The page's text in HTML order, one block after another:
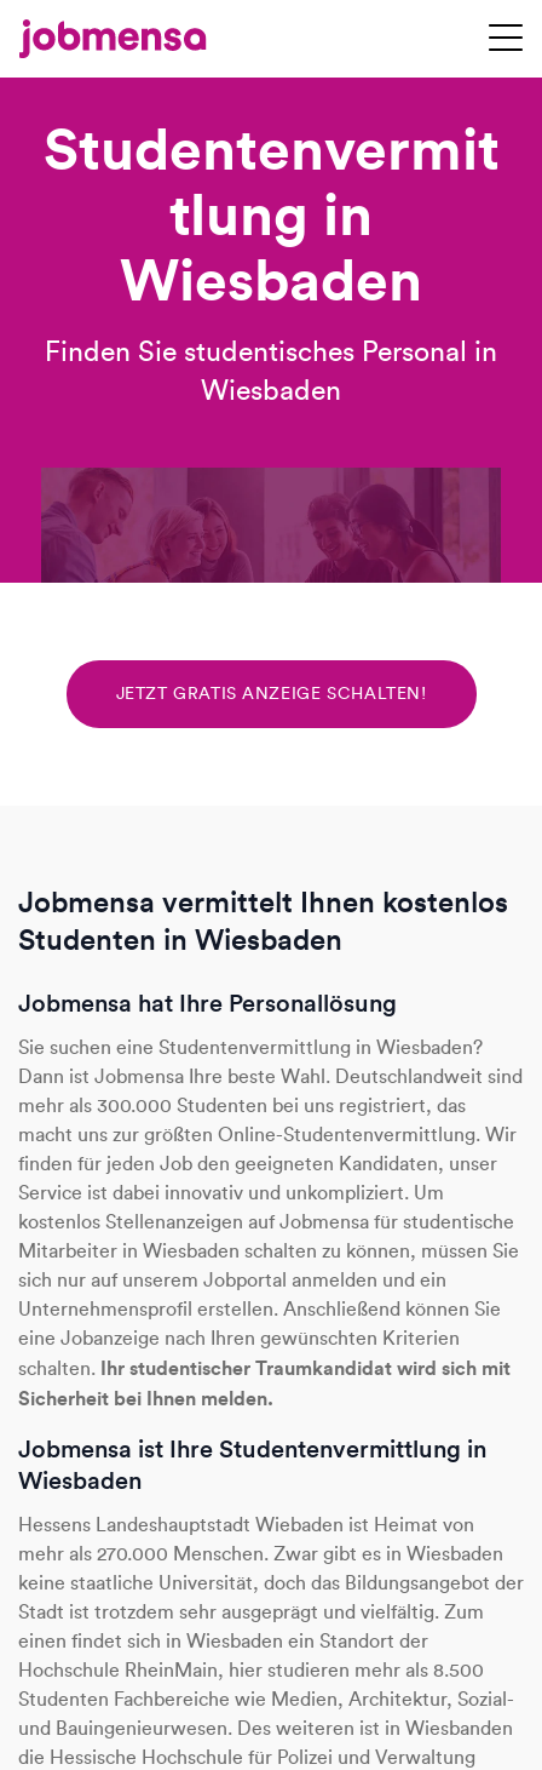
Studentenvermit
tlung in
Wiesbaden
Finden Sie studentisches Personal in
Wiesbaden
JETZT GRATIS ANZEIGE SCHALTEN!
Jobmensa vermittelt Ihnen kostenlos
Studenten in Wiesbaden
Jobmensa hat Ihre Personallösung
Sie suchen eine Studentenvermittlung in Wiesbaden?
Dann ist Jobmensa Ihre beste Wahl. Deutschlandweit sind
mehr als 300.000 Studenten bei uns registriert, das
macht uns zur größten Online-Studentenvermittlung. Wir
finden für jeden Job den geeigneten Kandidaten, unser
Service ist dabei innovativ und unkompliziert. Um
kostenlos Stellenanzeigen auf Jobmensa für studentische
Mitarbeiter in Wiesbaden schalten zu können, müssen Sie
sich nur auf unserem Jobportal anmelden und ein
Unternehmensprofil erstellen. Anschließend können Sie
eine Jobanzeige nach Ihren gewünschten Kriterien
schalten. Ihr studentischer Traumkandidat wird sich mit
Sicherheit bei Ihnen melden.
Jobmensa ist Ihre Studentenvermittlung in
Wiesbaden
Hessens Landeshauptstadt Wiebaden ist Heimat von
mehr als 270.000 Menschen. Zwar gibt es in Wiesbaden
keine staatliche Universität, doch das Bildungsangebot der
Stadt ist trotzdem sehr ausgeprägt und vielfältig. Zum
einen findet sich in Wiesbaden ein Standort der
Hochschule RheinMain, hier studieren mehr als 8.500
Studenten Fachbereiche wie Medien, Architektur, Sozial-
und Bauingenieurwesen. Des weiteren ist in Wiesbanden
die Hessische Hochschule für Polizei und Verwaltung